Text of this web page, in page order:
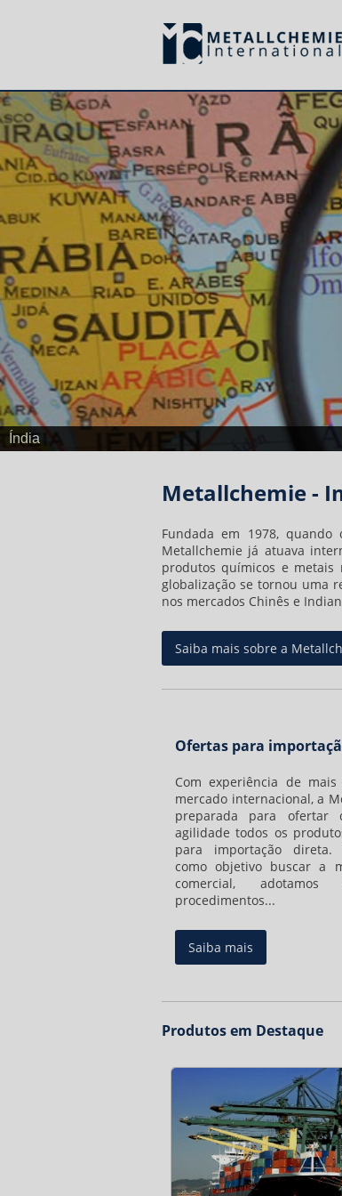
Índia
Metallchemie -
Fundada em 1978,
Metallchemie já atuava
produtos químicos e metais
globalização se tornou uma
nos mercados Chinês e
Saiba mais sobre a
Ofertas para
Com experiência de
mercado internacional, a
preparada para ofertar
agilidade todos os
para importação direta.
como objetivo buscar a
comercial, adotamos
procedimentos...
Saiba mais
Produtos em Destaque